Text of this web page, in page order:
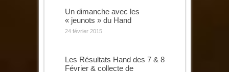
Un dimanche avec les
« jeunots » du Hand
24 février 2015
Les Résultats Hand des 7 & 8
Février & collecte de